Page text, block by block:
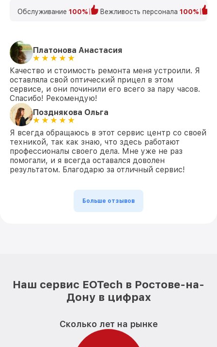
Обслуживание 100% Вежливость персонала 100%
Платонова Анастасия
Качество и стоимость ремонта меня устроили. Я
оставляла свой оптический прицел в этом
сервисе, и они починили его всего за пару часов.
Спасибо! Рекомендую!
Позднякова Ольга
Я всегда обращаюсь в этот сервис центр со своей
техникой, так как знаю, что здесь работают
профессионалы своего дела. Мне уже не раз
помогали, и я всегда оставался доволен
результатом. Благодарю за отличный сервис!
Больше отзывов
Наш сервис EOTech в Ростове-на-
Дону в цифрах
Сколько лет на рынке